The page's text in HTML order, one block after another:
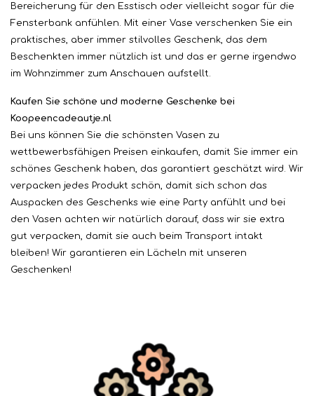
Bereicherung für den Esstisch oder vielleicht sogar für die
Fensterbank anfühlen. Mit einer Vase verschenken Sie ein
praktisches, aber immer stilvolles Geschenk, das dem
Beschenkten immer nützlich ist und das er gerne irgendwo
im Wohnzimmer zum Anschauen aufstellt.
Kaufen Sie schöne und moderne Geschenke bei
Koopeencadeautje.nl
Bei uns können Sie die schönsten Vasen zu
wettbewerbsfähigen Preisen einkaufen, damit Sie immer ein
schönes Geschenk haben, das garantiert geschätzt wird. Wir
verpacken jedes Produkt schön, damit sich schon das
Auspacken des Geschenks wie eine Party anfühlt und bei
den Vasen achten wir natürlich darauf, dass wir sie extra
gut verpacken, damit sie auch beim Transport intakt
bleiben! Wir garantieren ein Lächeln mit unseren
Geschenken!